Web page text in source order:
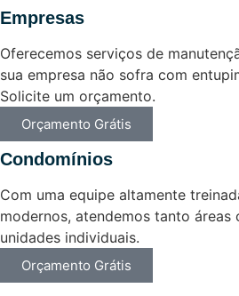
Empresas
Oferecemos serviços de
sua empresa não sofra com
Solicite um orçamento.
Orçamento Grátis
Condomínios
Com uma equipe altamente
modernos, atendemos tanto áreas
unidades individuais.
Orçamento Grátis